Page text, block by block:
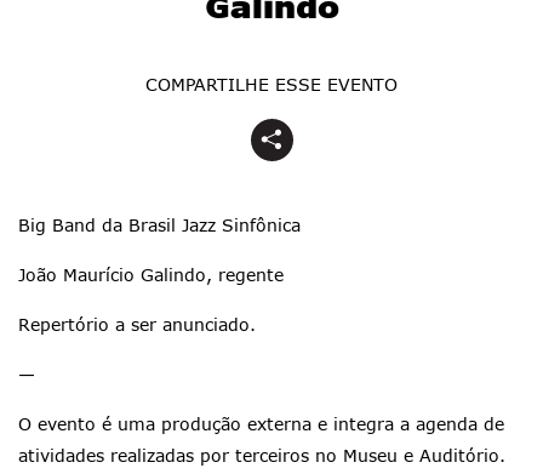
Tripadvisor
COMPARTILHE ESSE EVENTO
Big Band da Brasil Jazz Sinfônica
João Maurício Galindo, regente
Repertório a ser anunciado.
—
O evento é uma produção externa e integra a agenda de
atividades realizadas por terceiros no Museu e Auditório.